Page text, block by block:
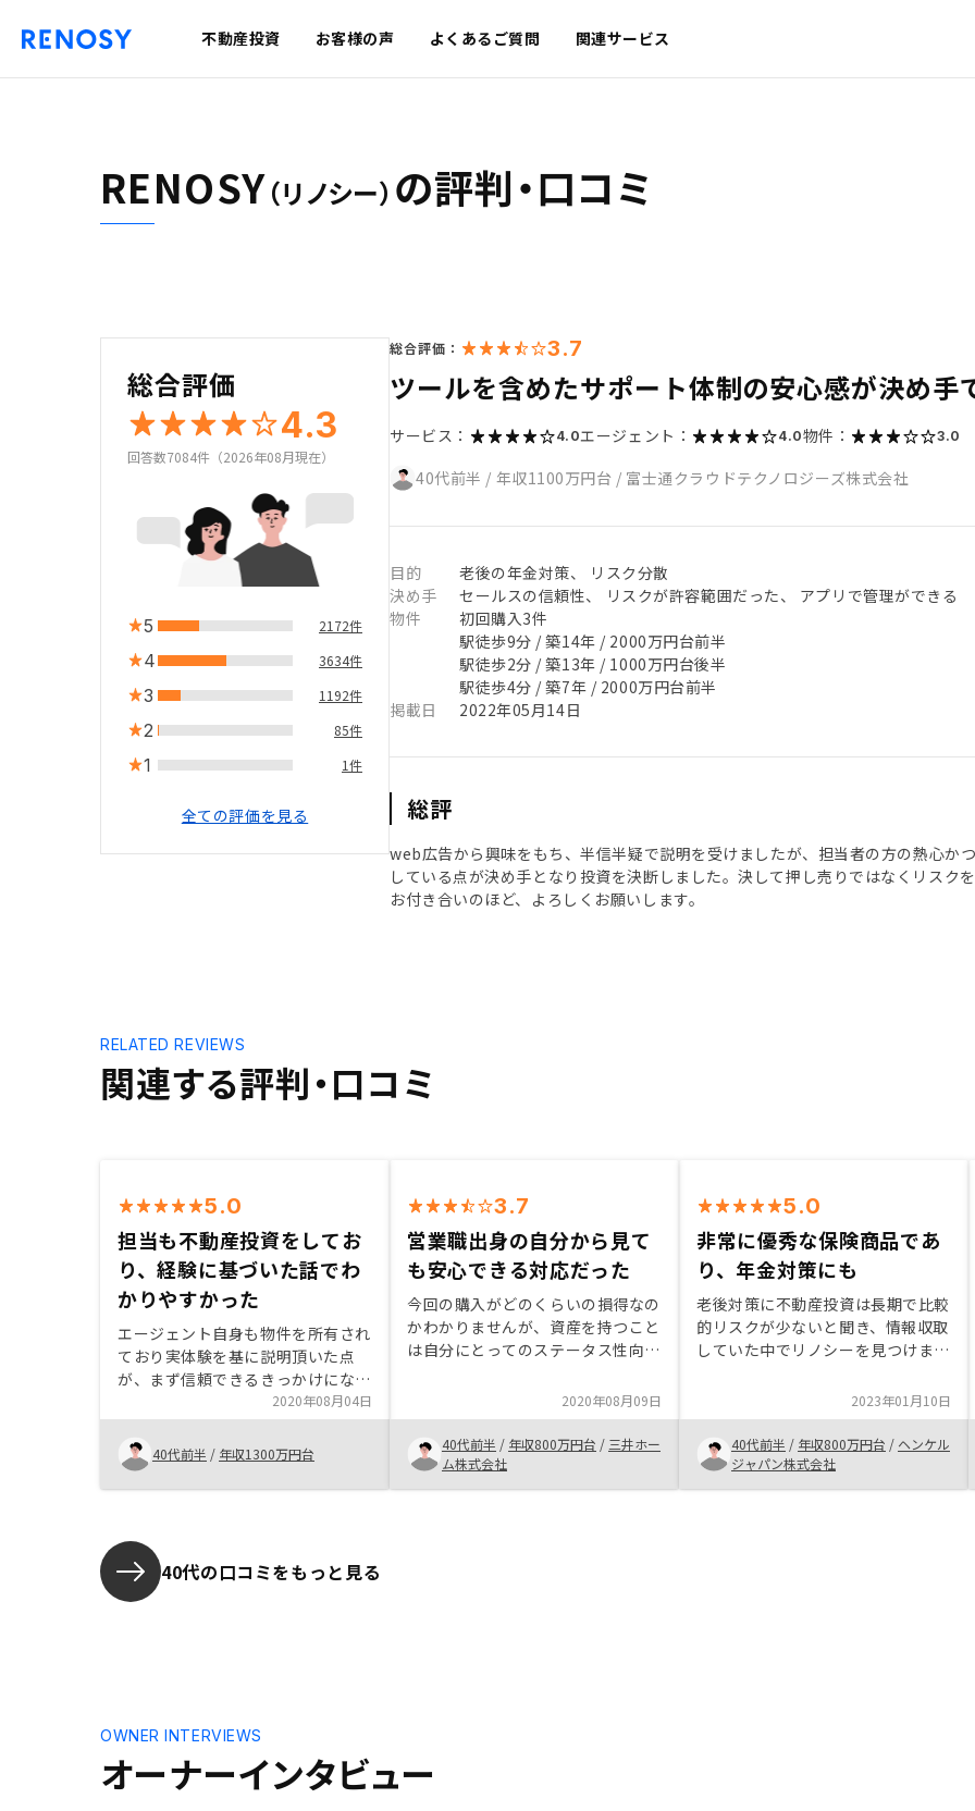
不動産投資 お客様の声 よくあるご質問 関連サービス
RENOSY（リノシー） の評判・口コミ
総合評価
4.3
回答数7084件（2026年08月現在）
5 2172件
4 3634件
3 1192件
2 85件
1 1件
全ての評価を見る
総合評価： 3.7
ツールを含めたサポート体制の安心感が決め手
サービス： 4.0エージェント： 4.0物件： 3.0
40代前半 / 年収1100万円台 / 富士通クラウドテクノロジーズ株式会社
目的
老後の年金対策、 リスク分散
決め手
セールスの信頼性、 リスクが許容範囲だった、 アプリで管理ができる
物件
初回購入3件
駅徒歩9分 / 築14年 / 2000万円台前半
駅徒歩2分 / 築13年 / 1000万円台後半
駅徒歩4分 / 築7年 / 2000万円台前半
掲載日
2022年05月14日
総評
web広告から興味をもち、半信半疑で説明を受けましたが、担当者の方の熱心か
している点が決め手となり投資を決断しました。決して押し売りではなくリスク
お付き合いのほど、よろしくお願いします。
関連する評判・口コミ
RELATED REVIEWS
5.0
担当も不動産投資をしてお
り、経験に基づいた話でわ
かりやすかった
エージェント自身も物件を所有され
ており実体験を基に説明頂いた点
が、まず信頼できるきっかけになり
ました。家族の了解を取るまでの個
人的な事情にも理解を頂き、粘り強
く物件を紹介いただいた点もとても
満足しています。ビデオ会議やチャ
ットでの問い合わせ対応など、対面
ると望ましいです。
2020年08月04日
40代前半 / 年収1300万円台
3.7
営業職出身の自分から見て
も安心できる対応だった
今回の購入がどのくらいの損得なの
かわかりませんが、資産を持つこと
は自分にとってのステータス性向上
は誠実で、営業出身の私としても安
心できました。とても自社のシステ
ムに自信を持っておられ、それに引
っ張られた感じです。今後も、資産
を増やしていく所存ですので、とて
2020年08月09日
40代前半 / 年収800万円台 / 三井ホー
ム株式会社
5.0
非常に優秀な保険商品であ
り、年金対策にも
老後対策に不動産投資は長期で比較
的リスクが少ないと聞き、情報収取
していた中でリノシーを見つけまし
謳い文句で不動産投資を勧めてくる
営業電話を受けていたのですがイマ
イチ信用できず…。しつこい勧誘が
なさそうで、口コミもいいこちらで
お話を聞いてみることにしました。
2023年01月10日
40代前半 / 年収800万円台 / ヘンケル
ジャパン株式会社
40代の口コミをもっと見る
オーナーインタビュー
OWNER INTERVIEWS